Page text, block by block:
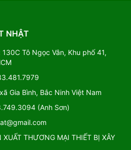
NHẬT
Tô Ngọc Vân, Khu phố 41,
Gia Bình, Bắc Ninh Việt Nam
(Anh Sơn)
THƯƠNG MẠI THIẾT BỊ XÂY